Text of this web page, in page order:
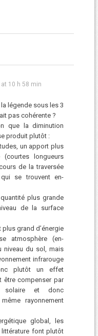
10 h 58 min
légende sous les 3
pas cohérente ?
que la diminution
produit plutôt :
un apport plus
longueurs
de la traversée
se trouvent en-
plus grande
de la surface
grand d’énergie
atmosphère (en-
niveau du sol, mais
infrarouge
plutôt un effet
être compenser par
solaire et donc
rayonnement
global, les
font plutôt